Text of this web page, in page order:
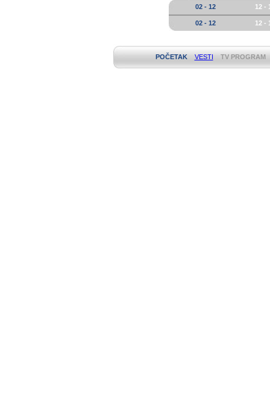
02 - 12
12 -
02 - 12 12 -
POČETAK VESTI TV PROGRAM